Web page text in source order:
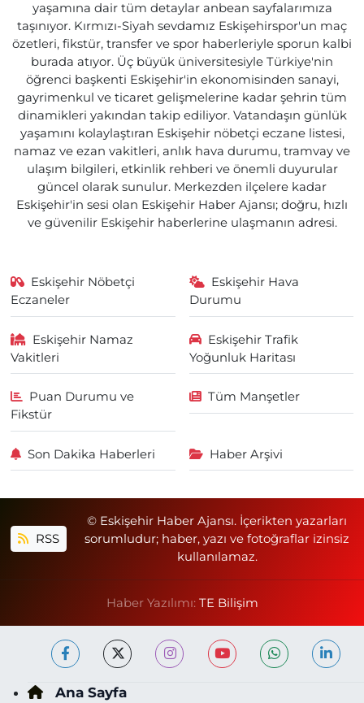
yaşamına dair tüm detaylar anbean sayfalarımıza
taşınıyor. Kırmızı-Siyah sevdamız Eskişehirspor'un maç
özetleri, fikstür, transfer ve spor haberleriyle sporun kalbi
burada atıyor. Üç büyük üniversitesiyle Türkiye'nin
öğrenci başkenti Eskişehir'in ekonomisinden sanayi,
gayrimenkul ve ticaret gelişmelerine kadar şehrin tüm
dinamikleri yakından takip ediliyor. Vatandaşın günlük
yaşamını kolaylaştıran Eskişehir nöbetçi eczane listesi,
namaz ve ezan vakitleri, anlık hava durumu, tramvay ve
ulaşım bilgileri, etkinlik rehberi ve önemli duyurular
güncel olarak sunulur. Merkezden ilçelere kadar
Eskişehir'in sesi olan Eskişehir Haber Ajansı; doğru, hızlı
ve güvenilir Eskişehir haberlerine ulaşmanın adresi.
Eskişehir Nöbetçi
Eczaneler
Eskişehir Hava
Durumu
Eskişehir Namaz
Vakitleri
Eskişehir Trafik
Yoğunluk Haritası
Puan Durumu ve
Fikstür
Tüm Manşetler
Son Dakika Haberleri Haber Arşivi
RSS
© Eskişehir Haber Ajansı. İçerikten yazarları
sorumludur; haber, yazı ve fotoğraflar izinsiz
kullanılamaz.
Haber Yazılımı: TE Bilişim
Ana Sayfa